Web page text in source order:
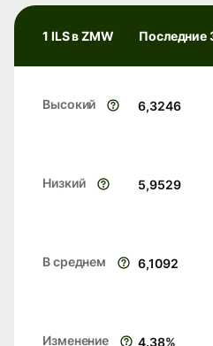
1 ILS в ZMW Последние
Высокий 6,3246
Низкий 5,9529
В среднем 6,1092
Изменение 4.38%